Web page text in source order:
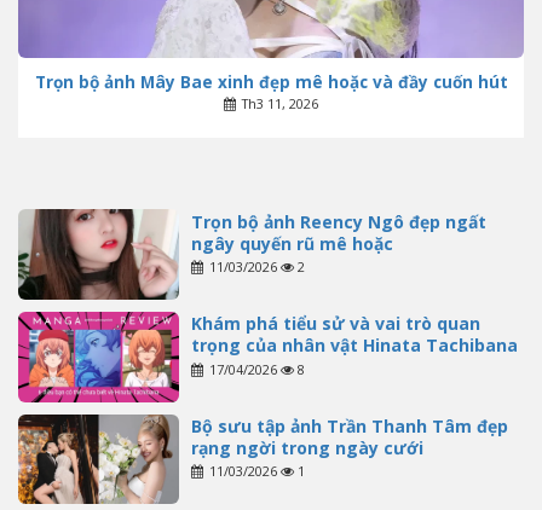
Trọn bộ ảnh Mây Bae xinh đẹp mê hoặc và đầy cuốn hút
Th3 11, 2026
Trọn bộ ảnh Reency Ngô đẹp ngất
ngây quyến rũ mê hoặc
11/03/2026 2
Khám phá tiểu sử và vai trò quan
trọng của nhân vật Hinata Tachibana
17/04/2026 8
Bộ sưu tập ảnh Trần Thanh Tâm đẹp
rạng ngời trong ngày cưới
11/03/2026 1